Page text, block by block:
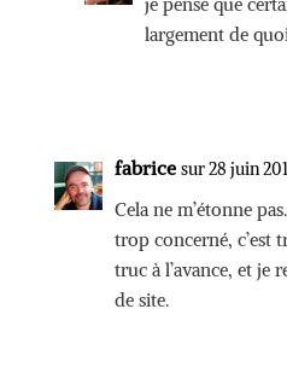
largement de
fabrice sur 28 juin
Cela ne m’étonne
trop concerné, c’est
truc à l’avance, et je
de site.